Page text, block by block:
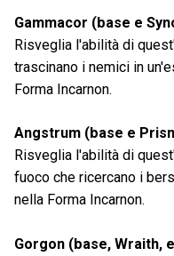
Gammacor (base e
Risveglia l'abilità di
trascinano i nemici in
Forma Incarnon.
Angstrum (base e
Risveglia l'abilità di
fuoco che ricercano i
nella Forma Incarnon.
Gorgon (base, Wraith,